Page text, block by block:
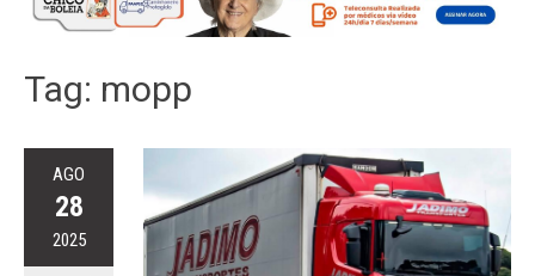
Tag: mopp
AGO
28
2025